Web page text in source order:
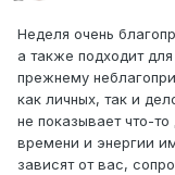
Неделя очень
а также подходит
прежнему
как личных, так и
не показывает что-
времени и энергии
зависят от вас,